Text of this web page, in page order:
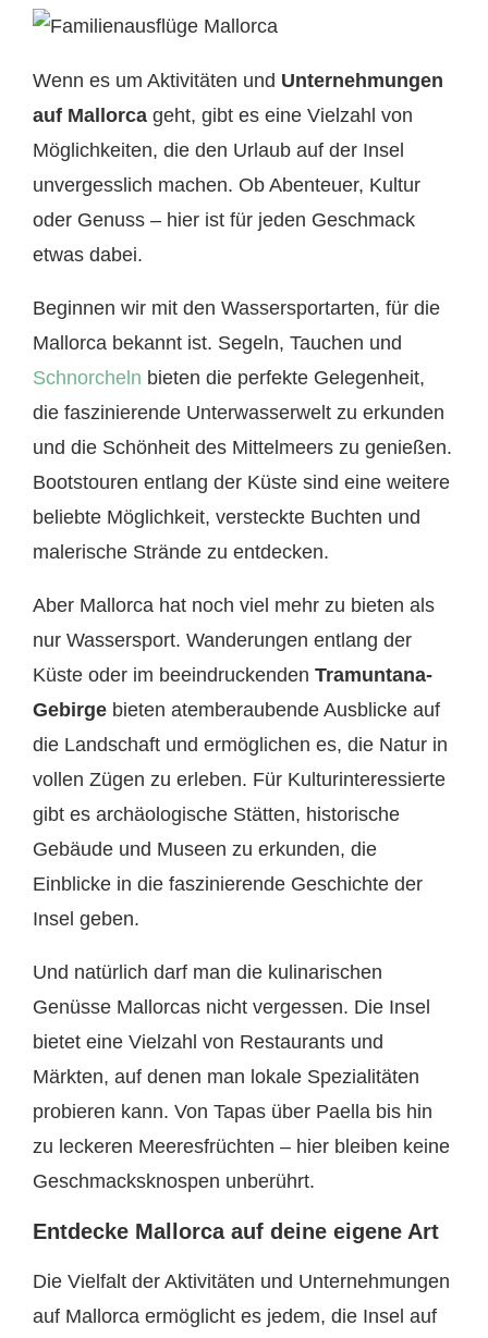
Wenn es um Aktivitäten und Unternehmungen
auf Mallorca geht, gibt es eine Vielzahl von
Möglichkeiten, die den Urlaub auf der Insel
unvergesslich machen. Ob Abenteuer, Kultur
oder Genuss – hier ist für jeden Geschmack
etwas dabei.
Beginnen wir mit den Wassersportarten, für die
Mallorca bekannt ist. Segeln, Tauchen und
Schnorcheln bieten die perfekte Gelegenheit,
die faszinierende Unterwasserwelt zu erkunden
und die Schönheit des Mittelmeers zu genießen.
Bootstouren entlang der Küste sind eine weitere
beliebte Möglichkeit, versteckte Buchten und
malerische Strände zu entdecken.
Aber Mallorca hat noch viel mehr zu bieten als
nur Wassersport. Wanderungen entlang der
Küste oder im beeindruckenden Tramuntana-
Gebirge bieten atemberaubende Ausblicke auf
die Landschaft und ermöglichen es, die Natur in
vollen Zügen zu erleben. Für Kulturinteressierte
gibt es archäologische Stätten, historische
Gebäude und Museen zu erkunden, die
Einblicke in die faszinierende Geschichte der
Insel geben.
Und natürlich darf man die kulinarischen
Genüsse Mallorcas nicht vergessen. Die Insel
bietet eine Vielzahl von Restaurants und
Märkten, auf denen man lokale Spezialitäten
probieren kann. Von Tapas über Paella bis hin
zu leckeren Meeresfrüchten – hier bleiben keine
Geschmacksknospen unberührt.
Entdecke Mallorca auf deine eigene Art
Die Vielfalt der Aktivitäten und Unternehmungen
auf Mallorca ermöglicht es jedem, die Insel auf